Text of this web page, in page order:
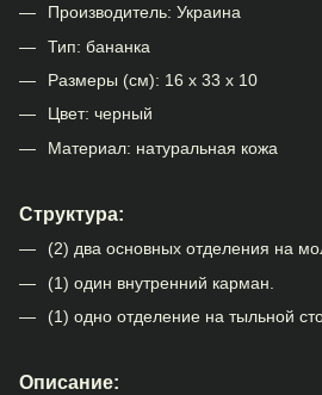
Производитель: Украина
Тип: бананка
Размеры (см): 16 х 33 х 10
Цвет: черный
Материал: натуральная кожа
Структура:
(2) два основных отделения на
(1) один внутренний карман.
(1) одно отделение на тыльной
Описание: